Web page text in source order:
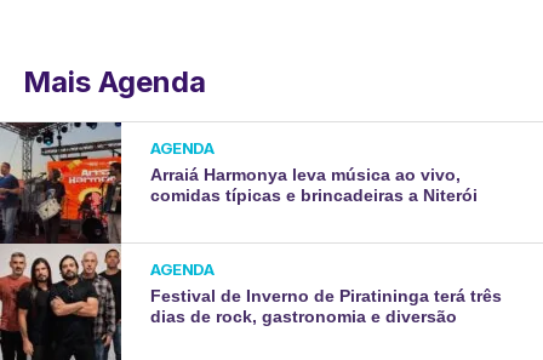
Mais Agenda
AGENDA
Arraiá Harmonya leva música ao vivo,
comidas típicas e brincadeiras a Niterói
AGENDA
Festival de Inverno de Piratininga terá três
dias de rock, gastronomia e diversão